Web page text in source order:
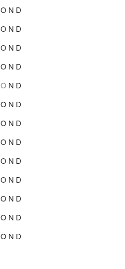
O N D
O N D
O N D
O N D
O N D
O N D
O N D
O N D
O N D
O N D
O N D
O N D
O N D